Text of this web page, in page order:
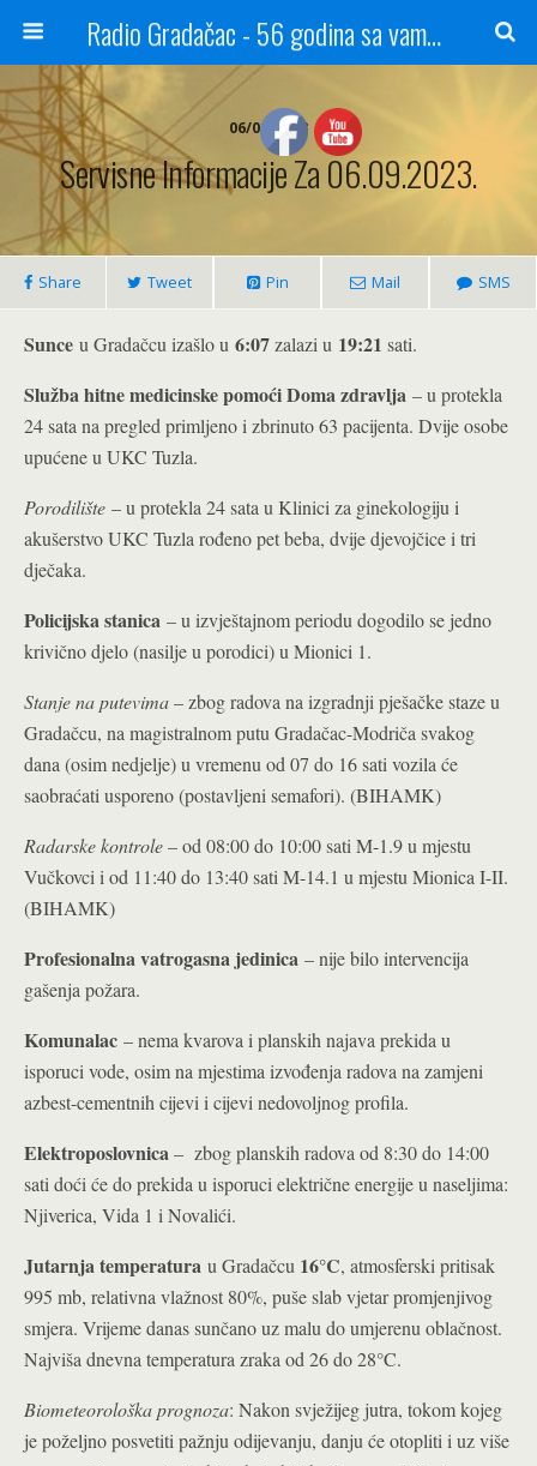
Radio Gradačac - 56 godina sa vama...
06/09/2023
Servisne Informacije Za 06.09.2023.
Share Tweet Pin Mail SMS
Sunce u Gradačcu izašlo u 6:07zalazi u 19:21 sati.
Služba hitne medicinske pomoći Doma zdravlja – u protekla
24 sata na pregled primljeno i zbrinuto 63 pacijenta. Dvije osobe
upućene u UKC Tuzla.
Porodilište – u protekla 24 sata u Klinici za ginekologiju i
akušerstvo UKC Tuzla rođeno pet beba, dvije djevojčice i tri
dječaka.
Policijska stanica – u izvještajnom periodu dogodilo se jedno
krivično djelo (nasilje u porodici) u Mionici 1.
Stanje na putevima– zbog radova na izgradnji pješačke staze u
Gradačcu, na magistralnom putu Gradačac-Modriča svakog
dana (osim nedjelje) u vremenu od 07 do 16 sati vozila će
saobraćati usporeno (postavljeni semafori). (BIHAMK)
Radarske kontrole– od 08:00 do 10:00 sati M-1.9 u mjestu
Vučkovci i od 11:40 do 13:40 sati M-14.1 u mjestu Mionica I-II.
(BIHAMK)
Profesionalna vatrogasna jedinica – nije bilo intervencija
gašenja požara.
Komunalac – nema kvarova i planskih najava prekida u
isporuci vode, osim na mjestima izvođenja radova na zamjeni
azbest-cementnih cijevi i cijevi nedovoljnog profila.
Elektroposlovnica– zbog planskih radova od 8:30 do 14:00
sati doći će do prekida u isporuci električne energije u naseljima:
Njiverica, Vida 1 i Novalići.
Jutarnja temperatura u Gradačcu 16°C, atmosferski pritisak
995 mb, relativna vlažnost 80%, puše slab vjetar promjenjivog
smjera. Vrijeme danas sunčano uz malu do umjerenu oblačnost.
Najviša dnevna temperatura zraka od 26 do 28°C.
Biometeorološka prognoza: Nakon svježijeg jutra, tokom kojeg
je poželjno posvetiti pažnju odijevanju, danju će otopliti i uz više